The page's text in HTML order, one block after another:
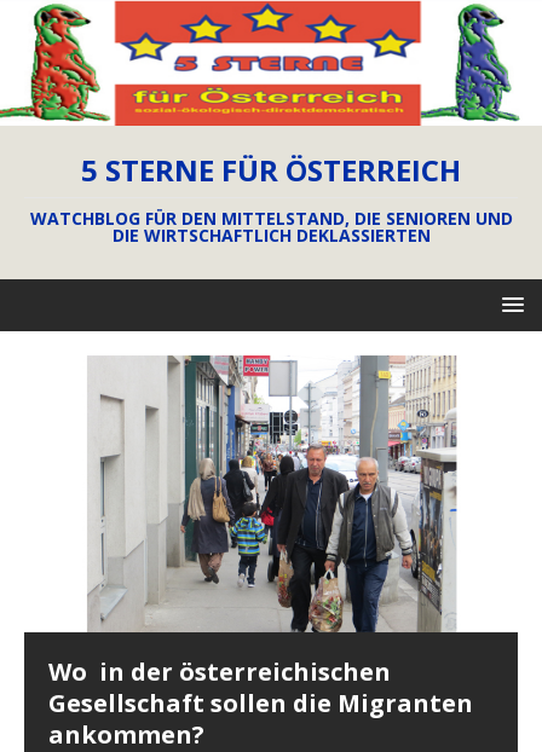
5 STERNE FÜR ÖSTERREICH
WATCHBLOG FÜR DEN MITTELSTAND, DIE SENIOREN UND
DIE WIRTSCHAFTLICH DEKLASSIERTEN
Wo in der österreichischen
Gesellschaft sollen die Migranten
ankommen?